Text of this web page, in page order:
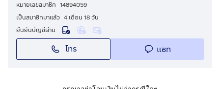
👉 สามารถเข้าพักอยู่ได้ 2 คน
👉 ค่าน้ำค่าไฟ จ่ายตามจริง ไม่บวกเพิ่ม
🛏️ อยู่สบาย พร้อมเข้าอยู่ทันที
✔ ตู้เสื้อผ้า / โต๊ะเครื่องแป้ง
หมายเลขสมาชิก 14894059
เป็นสมาชิกมาแล้ว 4 เดือน 18 วัน
ยืนยันบัญชีผ่าน
โทร แชท